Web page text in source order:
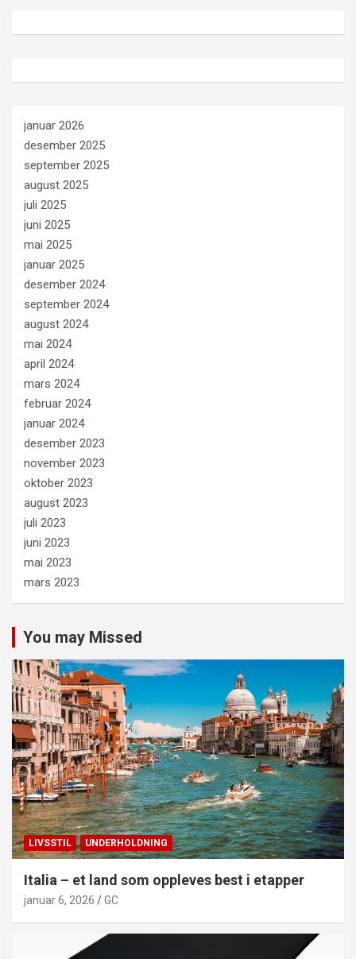
januar 2026
desember 2025
september 2025
august 2025
juli 2025
juni 2025
mai 2025
januar 2025
desember 2024
september 2024
august 2024
mai 2024
april 2024
mars 2024
februar 2024
januar 2024
desember 2023
november 2023
oktober 2023
august 2023
juli 2023
juni 2023
mai 2023
mars 2023
You may Missed
LIVSSTIL UNDERHOLDNING
Italia – et land som oppleves best i etapper
januar 6, 2026 GC